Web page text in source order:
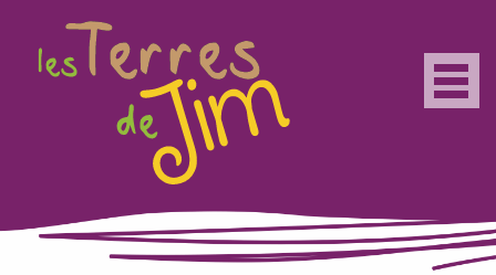
Aller au contenu principal